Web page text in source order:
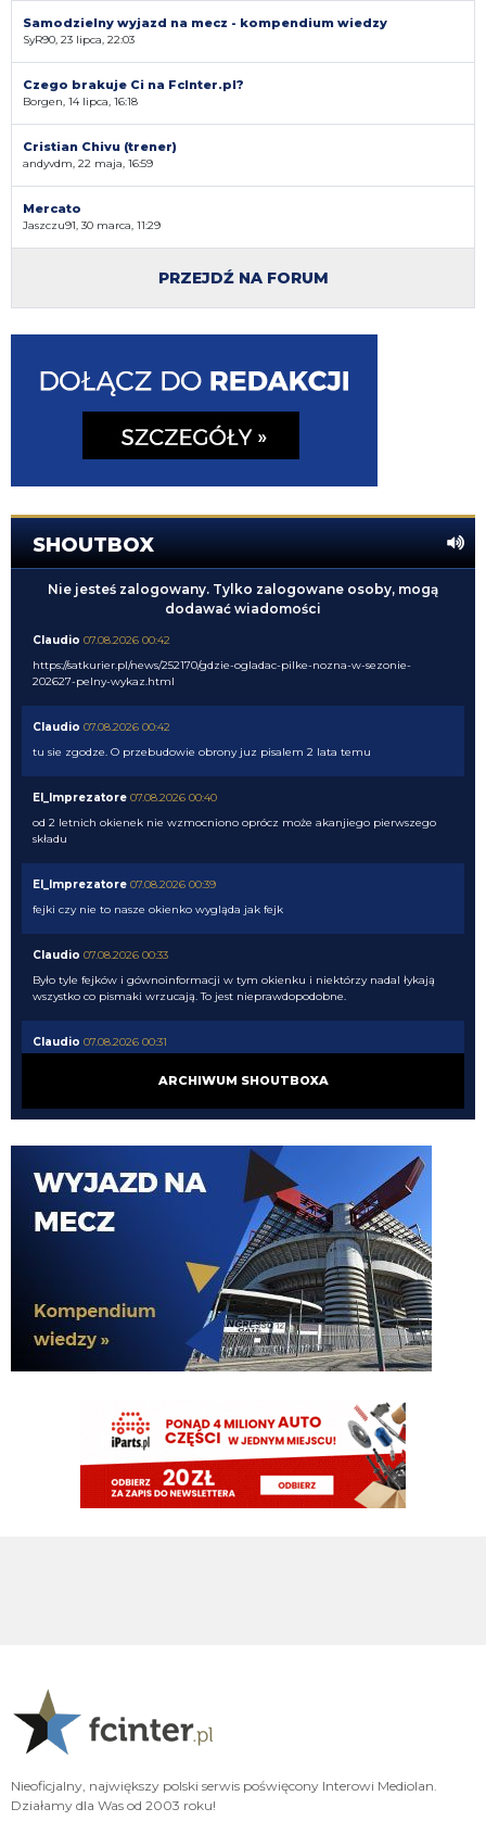
Samodzielny wyjazd na mecz - kompendium wiedzy
SyR90, 23 lipca, 22:03
Czego brakuje Ci na FcInter.pl?
Borgen, 14 lipca, 16:18
Cristian Chivu (trener)
andyvdm, 22 maja, 16:59
Mercato
Jaszczu91, 30 marca, 11:29
PRZEJDŹ NA FORUM
SHOUTBOX
Nie jesteś zalogowany. Tylko zalogowane osoby, mogą
dodawać wiadomości
Claudio 07.08.2026 00:42
https://satkurier.pl/news/252170/gdzie-ogladac-pilke-nozna-w-sezonie-
202627-pelny-wykaz.html
Claudio 07.08.2026 00:42
tu sie zgodze. O przebudowie obrony juz pisalem 2 lata temu
El_Imprezatore 07.08.2026 00:40
od 2 letnich okienek nie wzmocniono oprócz może akanjiego pierwszego
składu
El_Imprezatore 07.08.2026 00:39
fejki czy nie to nasze okienko wygląda jak fejk
Claudio 07.08.2026 00:33
Było tyle fejków i gównoinformacji w tym okienku i niektórzy nadal łykają
wszystko co pismaki wrzucają. To jest nieprawdopodobne.
Claudio 07.08.2026 00:31
El_Imprezatore 07.08.2026 00:09
Claudio 06.08.2026 23:58
pismaki zawsze maja info z opoznieniem. Moze juz dawno dali sobie spokoj
z Romero. To wiedza tylko wewnatrz Interu
Żebyscie sie jeszcze nie zdziwili jak CHivu po treningach uznal ze Pavard
ma motywacje i odpowiednie umiejetnosci i sam chce by zostal, a kasa ma
isc na inne pozycje
Jaworeq 06.08.2026 23:33
06.08.2026 23:14
Misterem X był Benjamin Pavard. Witamy w Interze!
FENDI_SOSA 06.08.2026 22:15
Ważniejsze mamy pozycje do obstawienia
FENDI_SOSA
06.08.2026 22:15
ARCHIWUM SHOUTBOXA
Nieoficjalny, największy polski serwis poświęcony Interowi Mediolan.
Działamy dla Was od 2003 roku!